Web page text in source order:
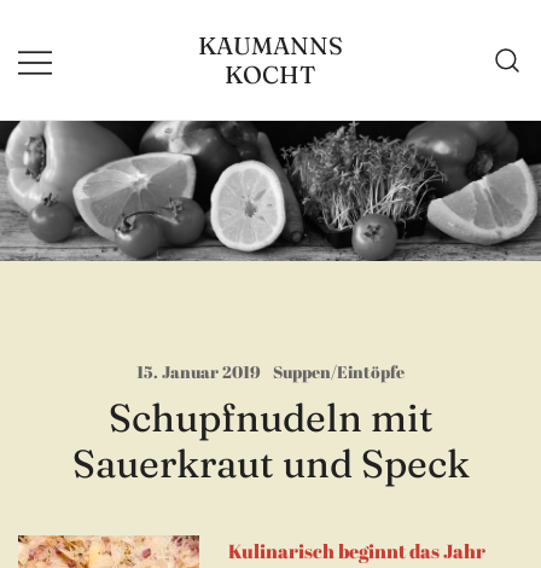
Inhalt
springen
KAUMANNS
KOCHT
15. Januar 2019 Suppen/Eintöpfe
Schupfnudeln mit
Sauerkraut und Speck
Kulinarisch beginnt das Jahr